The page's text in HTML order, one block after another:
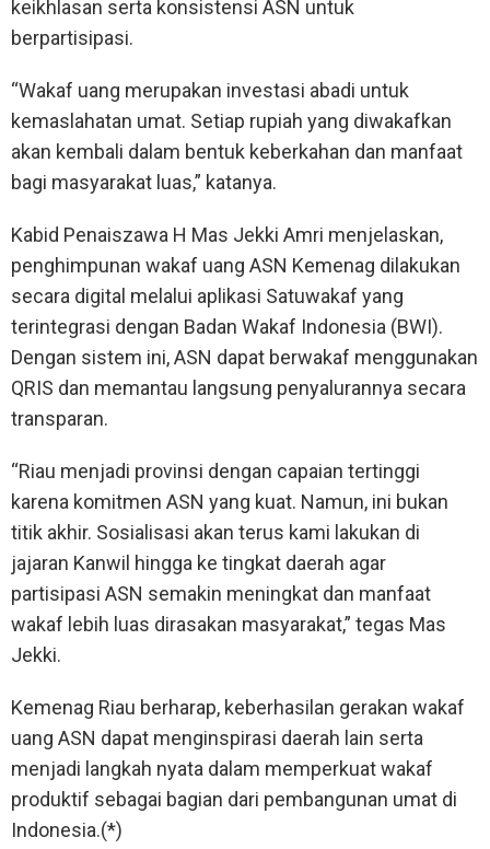
keikhlasan serta konsistensi ASN untuk
berpartisipasi.
“Wakaf uang merupakan investasi abadi untuk
kemaslahatan umat. Setiap rupiah yang diwakafkan
akan kembali dalam bentuk keberkahan dan manfaat
bagi masyarakat luas,” katanya.
Kabid Penaiszawa H Mas Jekki Amri menjelaskan,
penghimpunan wakaf uang ASN Kemenag dilakukan
secara digital melalui aplikasi Satuwakaf yang
terintegrasi dengan Badan Wakaf Indonesia (BWI).
Dengan sistem ini, ASN dapat berwakaf menggunakan
QRIS dan memantau langsung penyalurannya secara
transparan.
“Riau menjadi provinsi dengan capaian tertinggi
karena komitmen ASN yang kuat. Namun, ini bukan
titik akhir. Sosialisasi akan terus kami lakukan di
jajaran Kanwil hingga ke tingkat daerah agar
partisipasi ASN semakin meningkat dan manfaat
wakaf lebih luas dirasakan masyarakat,” tegas Mas
Jekki.
Kemenag Riau berharap, keberhasilan gerakan wakaf
uang ASN dapat menginspirasi daerah lain serta
menjadi langkah nyata dalam memperkuat wakaf
produktif sebagai bagian dari pembangunan umat di
Indonesia.(*)